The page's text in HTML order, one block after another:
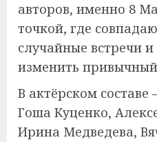
авторов, именно 8
точкой, где
случайные встречи
изменить
В актёрском
Гоша Куценко,
Ирина Медведева,